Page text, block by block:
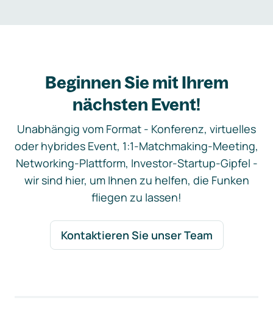
Beginnen Sie mit Ihrem
nächsten Event!
Unabhängig vom Format - Konferenz, virtuelles
oder hybrides Event, 1:1-Matchmaking-Meeting,
Networking-Plattform, Investor-Startup-Gipfel -
wir sind hier, um Ihnen zu helfen, die Funken
fliegen zu lassen!
Kontaktieren Sie unser Team